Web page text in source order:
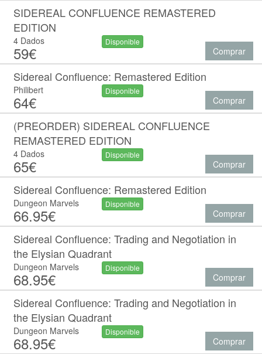
SIDEREAL CONFLUENCE REMASTERED
EDITION
4 Dados
59€
Disponible
Comprar
Sidereal Confluence: Remastered Edition
Philibert
64€
Disponible
Comprar
(PREORDER) SIDEREAL CONFLUENCE
REMASTERED EDITION
4 Dados
65€
Disponible
Comprar
Sidereal Confluence: Remastered Edition
Dungeon Marvels
66.95€
Disponible
Comprar
Sidereal Confluence: Trading and Negotiation in
the Elysian Quadrant
Dungeon Marvels
68.95€
Disponible
Comprar
Sidereal Confluence: Trading and Negotiation in
the Elysian Quadrant
Dungeon Marvels
68.95€
Disponible
Comprar